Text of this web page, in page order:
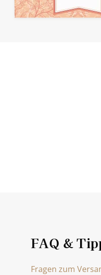
FAQ &
Fragen zum